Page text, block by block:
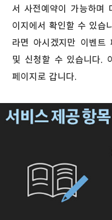
서 사전예약이 가능하며
이지에서 확인할 수 있습
라면 아시겠지만 이벤트
및 신청할 수 있습니다.
페이지로 갑니다.